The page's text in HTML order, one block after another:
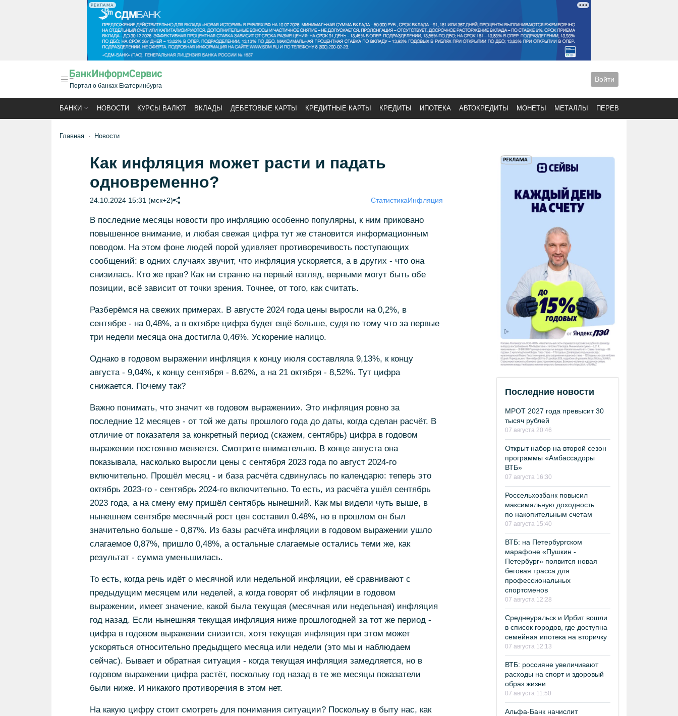
РЕКЛАМА
Портал о банках Екатеринбурга
Войти
БАНКИ НОВОСТИ КУРСЫ ВАЛЮТ ВКЛАДЫ ДЕБЕТОВЫЕ КАРТЫ КРЕДИТНЫЕ КАРТЫ КРЕДИТЫ ИПОТЕКА АВТОКРЕДИТЫ МОНЕТЫ МЕТАЛЛЫ ПЕРЕВОДЫ
Главная Новости
Как инфляция может расти и падать
одновременно?
24.10.2024 15:31 (мск+2) СтатистикаИнфляция
В последние месяцы новости про инфляцию особенно популярны, к ним приковано
повышенное внимание, и любая свежая цифра тут же становится информационным
поводом. На этом фоне людей порой удивляет противоречивость поступающих
сообщений: в одних случаях звучит, что инфляция ускоряется, а в других - что она
снизилась. Кто же прав? Как ни странно на первый взгляд, верными могут быть обе
позиции, всё зависит от точки зрения. Точнее, от того, как считать.
Разберёмся на свежих примерах. В августе 2024 года цены выросли на 0,2%, в
сентябре - на 0,48%, а в октябре цифра будет ещё больше, судя по тому что за первые
три недели месяца она достигла 0,46%. Ускорение налицо.
Однако в годовом выражении инфляция к концу июля составляла 9,13%, к концу
августа - 9,04%, к концу сентября - 8.62%, а на 21 октября - 8,52%. Тут цифра
снижается. Почему так?
Важно понимать, что значит «в годовом выражении». Это инфляция ровно за
последние 12 месяцев - от той же даты прошлого года до даты, когда сделан расчёт. В
отличие от показателя за конкретный период (скажем, сентябрь) цифра в годовом
выражении постоянно меняется. Смотрите внимательно. В конце августа она
показывала, насколько выросли цены с сентября 2023 года по август 2024-го
включительно. Прошёл месяц - и база расчёта сдвинулась по календарю: теперь это
октябрь 2023-го - сентябрь 2024-го включительно. То есть, из расчёта ушёл сентябрь
2023 года, а на смену ему пришёл сентябрь нынешний. Как мы видели чуть выше, в
нынешнем сентябре месячный рост цен составил 0.48%, но в прошлом он был
значительно больше - 0,87%. Из базы расчёта инфляции в годовом выражении ушло
слагаемое 0,87%, пришло 0,48%, а остальные слагаемые остались теми же, как
результат - сумма уменьшилась.
То есть, когда речь идёт о месячной или недельной инфляции, её сравнивают с
предыдущим месяцем или неделей, а когда говорят об инфляции в годовом
выражении, имеет значение, какой была текущая (месячная или недельная) инфляция
год назад. Если нынешняя текущая инфляция ниже прошлогодней за тот же период -
цифра в годовом выражении снизится, хотя текущая инфляция при этом может
ускоряться относительно предыдщего месяца или недели (это мы и наблюдаем
сейчас). Бывает и обратная ситуация - когда текущая инфляция замедляется, но в
годовом выражении цифра растёт, поскольку год назад в те же месяцы показатели
были ниже. И никакого противоречия в этом нет.
На какую цифру стоит смотреть для понимания ситуации? Поскольку в быту нас, как
Последние новости
МРОТ 2027 года превысит 30
тысяч рублей
07 августа 20:46
Открыт набор на второй сезон
программы «Амбассадоры
ВТБ»
07 августа 16:30
Россельхозбанк повысил
максимальную доходность
по накопительным счетам
07 августа 15:40
ВТБ: на Петербургском
марафоне «Пушкин -
Петербург» появится новая
беговая трасса для
профессиональных
спортсменов
07 августа 12:28
Среднеуральск и Ирбит вошли
в список городов, где доступна
семейная ипотека на вторичку
07 августа 12:13
ВТБ: россияне увеличивают
расходы на спорт и здоровый
образ жизни
07 августа 11:50
Альфа-Банк начислит